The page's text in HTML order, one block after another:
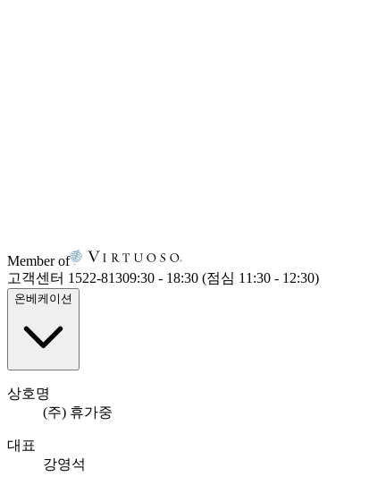
Member of
고객센터 1522-81309:30 - 18:30 (점심 11:30 - 12:30)
온베케이션
상호명
(주) 휴가중
대표
강영석